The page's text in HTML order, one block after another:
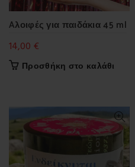
Aλοιφές για παιδάκια 45 ml
14,00 €
Προσθήκη στο καλάθι